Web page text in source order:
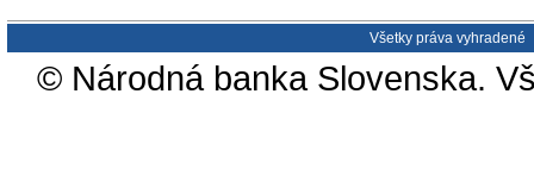
Všetky práva vyhradené
© Národná banka Slovenska.